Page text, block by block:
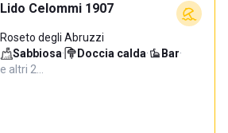
Lido Celommi 1907
Roseto degli Abruzzi
Sabbiosa· Doccia calda· Bar·
e altri 2…